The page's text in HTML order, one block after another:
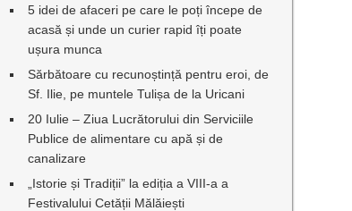
5 idei de afaceri pe care le poți începe de
acasă și unde un curier rapid îți poate
ușura munca
Sărbătoare cu recunoștință pentru eroi, de
Sf. Ilie, pe muntele Tulișa de la Uricani
20 Iulie – Ziua Lucrătorului din Serviciile
Publice de alimentare cu apă și de
canalizare
„Istorie și Tradiții” la ediția a VIII-a a
Festivalului Cetății Mălăiești